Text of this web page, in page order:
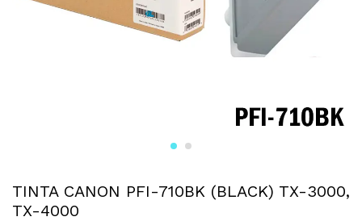
TINTA CANON PFI-710BK (BLACK) TX-3000,
TX-4000